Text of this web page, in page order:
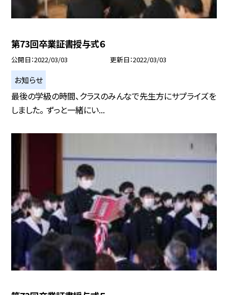
第73回卒業証書授与式６
公開日 2022/03/03 更新日 2022/03/03
お知らせ
最後の学級の時間、クラスのみんなで先生方にサプライズを
しました。 ずっと一緒にい...